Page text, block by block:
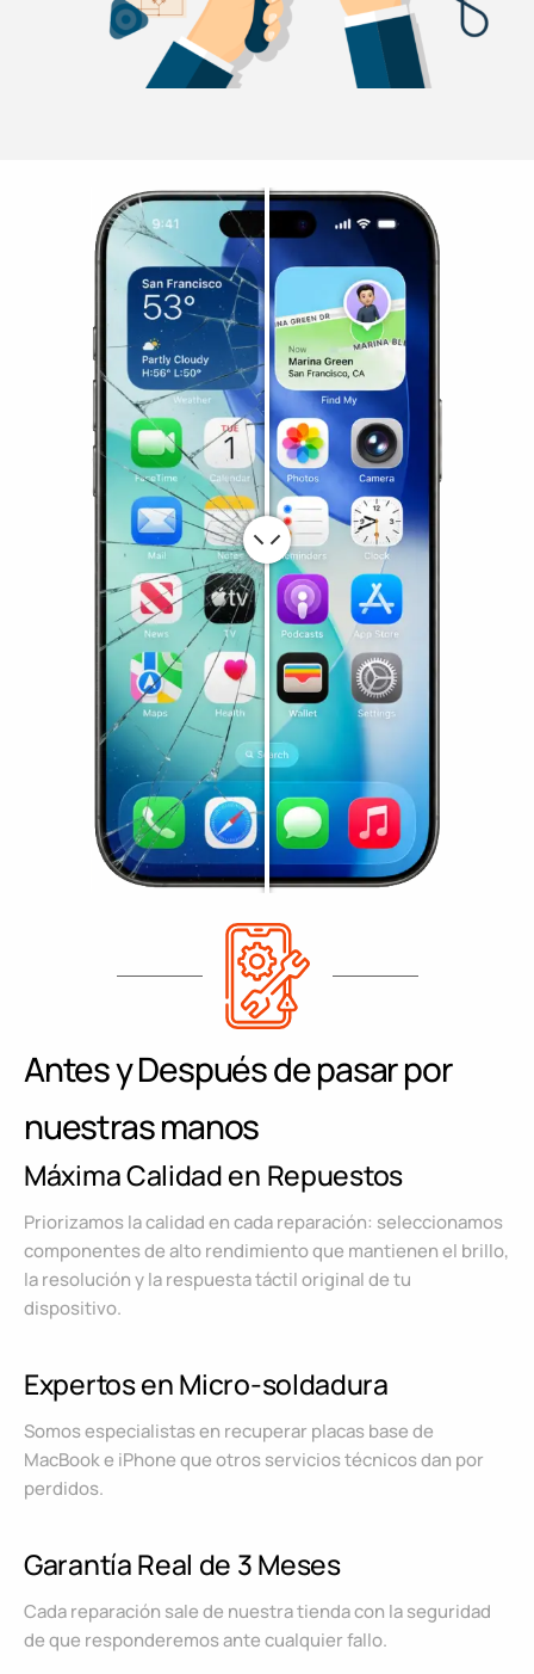
Antes y Después de pasar por
nuestras manos
Máxima Calidad en Repuestos
Priorizamos la calidad en cada reparación: seleccionamos
componentes de alto rendimiento que mantienen el brillo,
la resolución y la respuesta táctil original de tu
dispositivo.
Expertos en Micro-soldadura
Somos especialistas en recuperar placas base de
MacBook e iPhone que otros servicios técnicos dan por
perdidos.
Garantía Real de 3 Meses
Cada reparación sale de nuestra tienda con la seguridad
de que responderemos ante cualquier fallo.